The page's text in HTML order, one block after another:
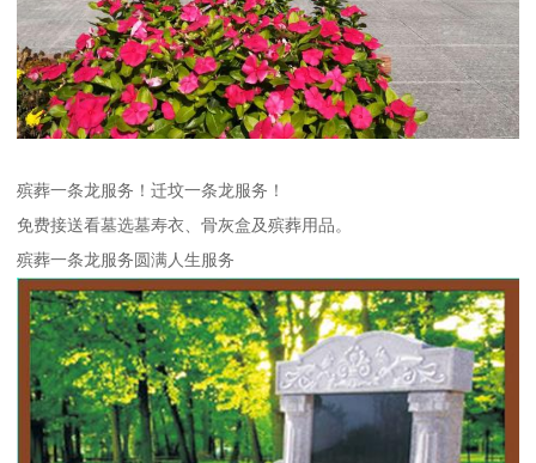
殡葬一条龙服务！迁坟一条龙服务！
免费接送看墓选墓寿衣、骨灰盒及殡葬用品。
殡葬一条龙服务圆满人生服务